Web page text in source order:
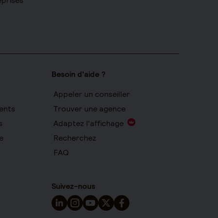
Besoin d'aide ?
Appeler un conseiller
Trouver une agence
Adaptez l'affichage
Recherchez
FAQ
Suivez-nous
Suivez-nous sur LinkedIn - Nouvelle fenêtre
Suivez-nous sur Instagram - Nouvelle
Suivez-nous sur YouTube - Nouvelle
Suivez-nous sur X - Nouvelle
Suivez-nous sur Facebook